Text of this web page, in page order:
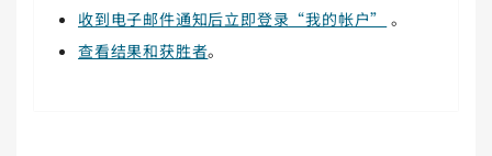
收到电子邮件通知后立即登录“我的帐户”
。
查看结果和获胜者。